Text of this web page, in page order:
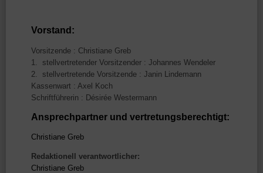
Vorstand:
Vorsitzende : Christiane Greb
1. stellvertretender Vorsitzender : Johannes Wendeler
2. stellvertretende Vorsitzende : Janin Lindemann
Kassenwart : Axel Koch
Schriftführerin : Désirée Westermann
Ansprechpartner und vertretungsberechtigt:
Christiane Greb
Redaktionell verantwortlicher:
Christiane Greb